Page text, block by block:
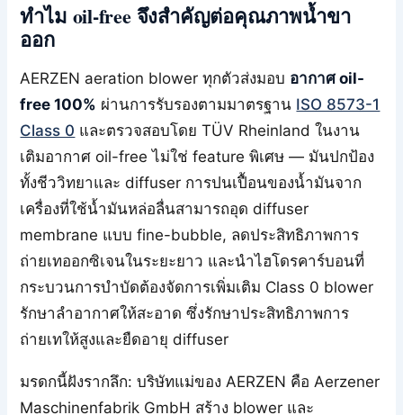
ทำไม oil-free จึงสำคัญต่อคุณภาพน้ำขา
ออก
AERZEN aeration blower ทุกตัวส่งมอบ อากาศ oil-
free 100% ผ่านการรับรองตามมาตรฐาน ISO 8573-1
Class 0 และตรวจสอบโดย TÜV Rheinland ในงาน
เติมอากาศ oil-free ไม่ใช่ feature พิเศษ — มันปกป้อง
ทั้งชีววิทยาและ diffuser การปนเปื้อนของน้ำมันจาก
เครื่องที่ใช้น้ำมันหล่อลื่นสามารถอุด diffuser
membrane แบบ fine-bubble, ลดประสิทธิภาพการ
ถ่ายเทออกซิเจนในระยะยาว และนำไฮโดรคาร์บอนที่
กระบวนการบำบัดต้องจัดการเพิ่มเติม Class 0 blower
รักษาลำอากาศให้สะอาด ซึ่งรักษาประสิทธิภาพการ
ถ่ายเทให้สูงและยืดอายุ diffuser
มรดกนี้ฝังรากลึก: บริษัทแม่ของ AERZEN คือ Aerzener
Maschinenfabrik GmbH สร้าง blower และ